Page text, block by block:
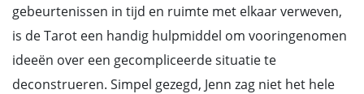
gebeurtenissen in tijd en ruimte met elkaar verweven,
is de Tarot een handig hulpmiddel om vooringenomen
ideeën over een gecompliceerde situatie te
deconstrueren. Simpel gezegd, Jenn zag niet het hele